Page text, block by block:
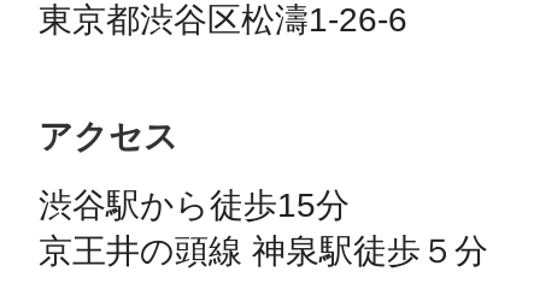
東京都渋谷区松濤1-26-6
アクセス
渋谷駅から徒歩15分
京王井の頭線 神泉駅徒歩５分
プライバシーポ